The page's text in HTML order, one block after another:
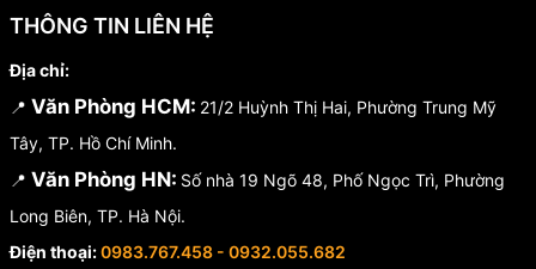
THÔNG TIN LIÊN HỆ
Địa chỉ:
📍 Văn Phòng HCM: 21/2 Huỳnh Thị Hai, Phường Trung Mỹ
Tây, TP. Hồ Chí Minh.
📍 Văn Phòng HN: Số nhà 19 Ngõ 48, Phố Ngọc Trì, Phường
Long Biên, TP. Hà Nội.
Điện thoại:0983.767.458 - 0932.055.682